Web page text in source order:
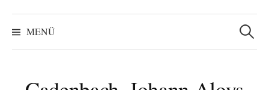
MENÜ
Suchen
nach: